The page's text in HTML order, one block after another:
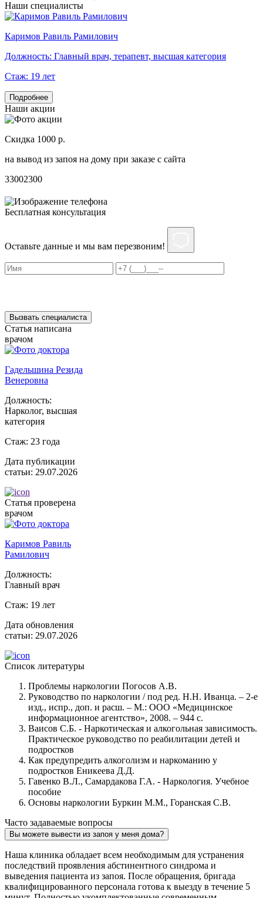
Наши специалисты
Каримов Равиль Рамилович
Должность: Главный врач, терапевт, высшая категория
Стаж: 19 лет
Подробнее
Наши акции
Скидка 1000 р.
на вывод из запоя на дому при заказе с сайта
33002300
Бесплатная консультация
Оставьте данные и мы вам перезвоним!
Вызвать специалиста
Статья написана
врачом
Гадельшина Резида
Венеровна
Должность:
Нарколог, высшая
категория
Стаж: 23 года
Дата публикации
статьи: 29.07.2026
Статья проверена
врачом
Каримов Равиль
Рамилович
Должность:
Главный врач
Стаж: 19 лет
Дата обновления
статьи: 29.07.2026
Список литературы
Проблемы наркологии Погосов А.В.
Руководство по наркологии / под ред. Н.Н. Иванца. – 2-е
изд., испр., доп. и расш. – М.: ООО «Медицинское
информационное агентство», 2008. – 944 с.
Ваисов С.Б. - Наркотическая и алкогольная зависимость.
Практическое руководство по реабилитации детей и
подростков
Как предупредить алкоголизм и наркоманию у
подростков Еникеева Д.Д.
Гавенко В.Л., Самардакова Г.А. - Наркология. Учебное
пособие
Основы наркологии Буркин М.М., Горанская С.В.
Часто задаваемые вопросы
Вы можете вывести из запоя у меня дома?
Наша клиника обладает всем необходимым для устранения
последствий проявления абстинентного синдрома и
выведения пациента из запоя. После обращения, бригада
квалифицированного персонала готова к выезду в течение 5